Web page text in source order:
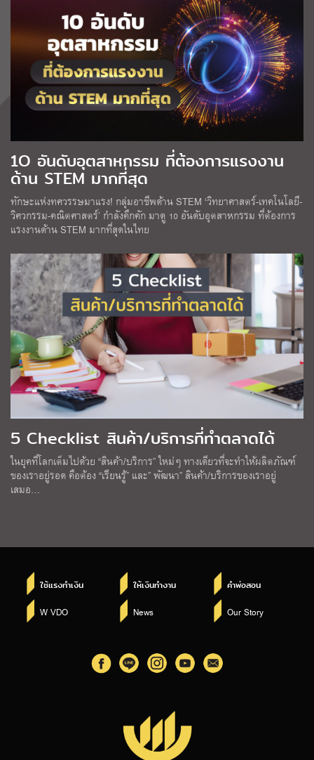
1O อันดับอุตสาหกรรม ที่ต้องการแรงงาน
ด้าน STEM มากที่สุด
ทักษะแห่งทศวรรษมาแรง! กลุ่มอาชีพด้าน STEM ‘วิทยาศาสตร์-เทคโนโลยี-
วิศวกรรม-คณิตศาสตร์’ กำลังคึกคัก มาดู 10 อันดับอุตสาหกรรม ที่ต้องการ
แรงงานด้าน STEM มากที่สุดในไทย
5 Checklist สินค้า/บริการที่ทำตลาดได้
ในยุคที่โลกเต็มไปด้วย “สินค้า/บริการ” ใหม่ๆ ทางเดียวที่จะทำให้ผลิตภัณฑ์
ของเราอยู่รอด คือต้อง “เรียนรู้” และ” พัฒนา” สินค้า/บริการของเราอยู่
เสมอ…
ใช้แรงทำเงิน ให้เงินทำงาน คำพ่อสอน
W VDO News Our Story